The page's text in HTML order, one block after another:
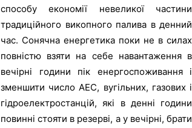
способу економії невеликої частини
традиційного викопного палива в денний
час. Сонячна енергетика поки не в силах
повністю взяти на себе навантаження в
вечірні години пік енергоспоживання і
зменшити число АЕС, вугільних, газових і
гідроелектростанцій, які в денні години
повинні стояти в резерві, а у вечірні, брати